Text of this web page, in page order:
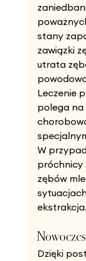
stany
zawiązki
utrata
Leczenie
polega na
W
próchnicy
zębów
ekstrakcja.
Dzięki